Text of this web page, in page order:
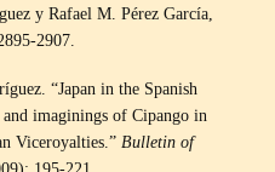
y Rafael M. Pérez García,
2907.
“Japan in the Spanish
imaginings of Cipango in
Viceroyalties.” Bulletin of